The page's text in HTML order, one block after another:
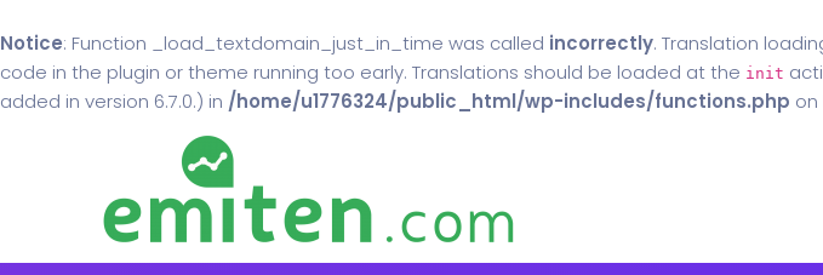
Notice: Function _load_textdomain_just_in_time was called incorrectly. Translation
code in the plugin or theme running too early. Translations should be loaded at the init
added in version 6.7.0.) in /home/u1776324/public_html/wp-includes/functions.php on